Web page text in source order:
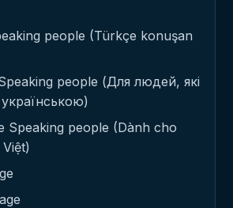
people (Türkçe konuşan
people (Для людей, які
Speaking people (Dành cho